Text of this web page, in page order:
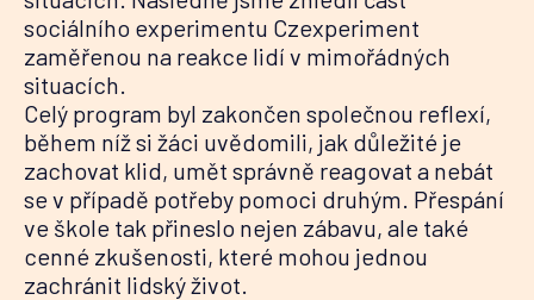
sociálního experimentu Czexperiment
zaměřenou na reakce lidí v mimořádných
situacích.
Celý program byl zakončen společnou reflexí,
během níž si žáci uvědomili, jak důležité je
zachovat klid, umět správně reagovat a nebát
se v případě potřeby pomoci druhým. Přespání
ve škole tak přineslo nejen zábavu, ale také
cenné zkušenosti, které mohou jednou
zachránit lidský život.